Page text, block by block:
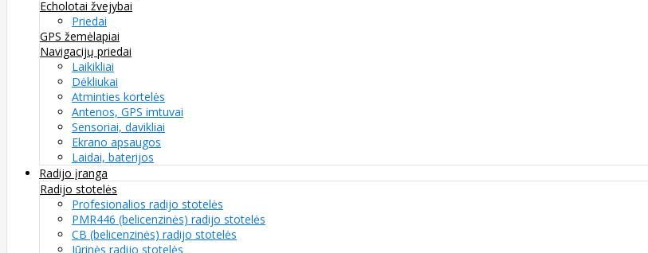
Echolotai žvejybai
Priedai
GPS žemėlapiai
Navigacijų priedai
Laikikliai
Dėkliukai
Atminties kortelės
Antenos, GPS imtuvai
Sensoriai, davikliai
Ekrano apsaugos
Laidai, baterijos
Radijo įranga
Radijo stotelės
Profesionalios radijo stotelės
PMR446 (belicenzinės) radijo stotelės
CB (belicenzinės) radijo stotelės
Jūrinės radijo stotelės